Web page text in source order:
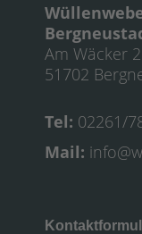
Am Wäcker
51702
Tel: 02261/
Mail: